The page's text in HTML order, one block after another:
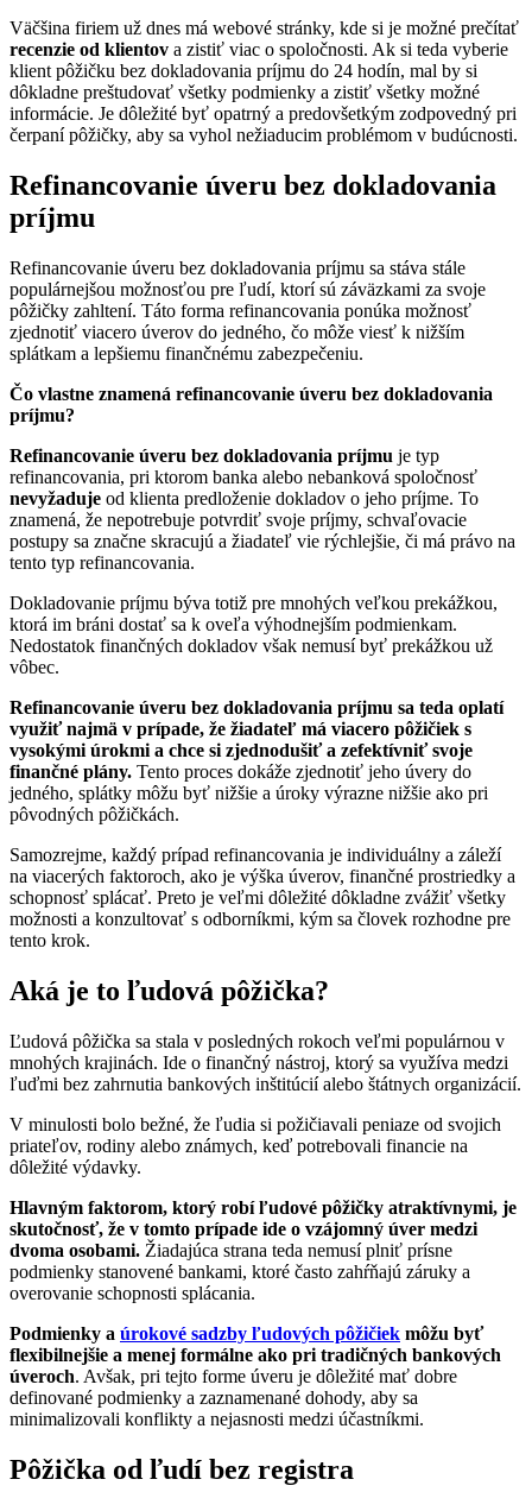
Väčšina firiem už dnes má webové stránky, kde si je možné prečítať
recenzie od klientov a zistiť viac o spoločnosti. Ak si teda vyberie
klient pôžičku bez dokladovania príjmu do 24 hodín, mal by si
dôkladne preštudovať všetky podmienky a zistiť všetky možné
informácie. Je dôležité byť opatrný a predovšetkým zodpovedný pri
čerpaní pôžičky, aby sa vyhol nežiaducim problémom v budúcnosti.
Refinancovanie úveru bez dokladovania
príjmu
Refinancovanie úveru bez dokladovania príjmu sa stáva stále
populárnejšou možnosťou pre ľudí, ktorí sú záväzkami za svoje
pôžičky zahltení. Táto forma refinancovania ponúka možnosť
zjednotiť viacero úverov do jedného, čo môže viesť k nižším
splátkam a lepšiemu finančnému zabezpečeniu.
Čo vlastne znamená refinancovanie úveru bez dokladovania
príjmu?
Refinancovanie úveru bez dokladovania príjmu je typ
refinancovania, pri ktorom banka alebo nebanková spoločnosť
nevyžaduje od klienta predloženie dokladov o jeho príjme. To
znamená, že nepotrebuje potvrdiť svoje príjmy, schvaľovacie
postupy sa značne skracujú a žiadateľ vie rýchlejšie, či má právo na
tento typ refinancovania.
Dokladovanie príjmu býva totiž pre mnohých veľkou prekážkou,
ktorá im bráni dostať sa k oveľa výhodnejším podmienkam.
Nedostatok finančných dokladov však nemusí byť prekážkou už
vôbec.
Refinancovanie úveru bez dokladovania príjmu sa teda oplatí
využiť najmä v prípade, že žiadateľ má viacero pôžičiek s
vysokými úrokmi a chce si zjednodušiť a zefektívniť svoje
finančné plány. Tento proces dokáže zjednotiť jeho úvery do
jedného, splátky môžu byť nižšie a úroky výrazne nižšie ako pri
pôvodných pôžičkách.
Samozrejme, každý prípad refinancovania je individuálny a záleží
na viacerých faktoroch, ako je výška úverov, finančné prostriedky a
schopnosť splácať. Preto je veľmi dôležité dôkladne zvážiť všetky
možnosti a konzultovať s odborníkmi, kým sa človek rozhodne pre
tento krok.
Aká je to ľudová pôžička?
Ľudová pôžička sa stala v posledných rokoch veľmi populárnou v
mnohých krajinách. Ide o finančný nástroj, ktorý sa využíva medzi
ľuďmi bez zahrnutia bankových inštitúcií alebo štátnych organizácií.
V minulosti bolo bežné, že ľudia si požičiavali peniaze od svojich
priateľov, rodiny alebo známych, keď potrebovali financie na
dôležité výdavky.
Hlavným faktorom, ktorý robí ľudové pôžičky atraktívnymi, je
skutočnosť, že v tomto prípade ide o vzájomný úver medzi
dvoma osobami. Žiadajúca strana teda nemusí plniť prísne
podmienky stanovené bankami, ktoré často zahŕňajú záruky a
overovanie schopnosti splácania.
Podmienky a úrokové sadzby ľudových pôžičiek môžu byť
flexibilnejšie a menej formálne ako pri tradičných bankových
úveroch. Avšak, pri tejto forme úveru je dôležité mať dobre
definované podmienky a zaznamenané dohody, aby sa
minimalizovali konflikty a nejasnosti medzi účastníkmi.
Pôžička od ľudí bez registra